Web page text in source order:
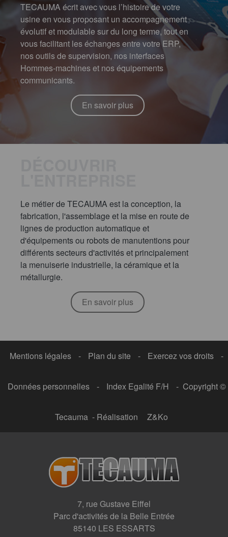
TECAUMA écrit avec vous l’histoire de votre
usine en vous proposant un accompagnement
évolutif et modulable sur du long terme, tout en
vous facilitant les échanges entre votre ERP,
nos outils de supervision, nos interfaces
Hommes-machines et nos équipements
communicants.
En savoir plus
Le métier de TECAUMA est la conception, la
fabrication, l'assemblage et la mise en route de
lignes de production automatique et
d'équipements ou robots de manutentions pour
différents secteurs d'activités et principalement
la menuiserie industrielle, la céramique et la
métallurgie.
En savoir plus
Mentions légales - Plan du site - Exercez vos droits -
Données personnelles - Index Egalité F/H - Copyright ©
Tecauma - Réalisation Z&Ko
7, rue Gustave Eiffel
Parc d'activités de la Belle Entrée
85140 LES ESSARTS